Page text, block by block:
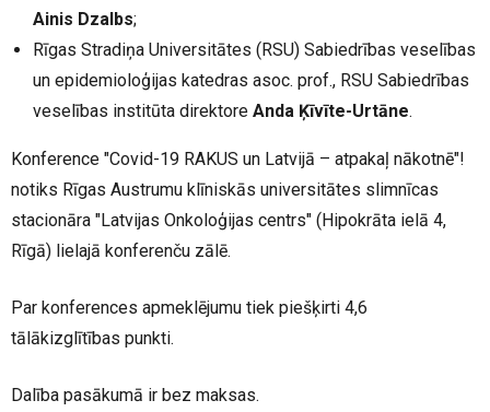
Ainis Dzalbs;
Rīgas Stradiņa Universitātes (RSU) Sabiedrības veselības
un epidemioloģijas katedras asoc. prof., RSU Sabiedrības
veselības institūta direktore Anda Ķīvīte-Urtāne.
Konference "Covid-19 RAKUS un Latvijā – atpakaļ nākotnē"!
notiks Rīgas Austrumu klīniskās universitātes slimnīcas
stacionāra "Latvijas Onkoloģijas centrs" (Hipokrāta ielā 4,
Rīgā) lielajā konferenču zālē.
Par konferences apmeklējumu tiek piešķirti 4,6
tālākizglītības punkti.
Dalība pasākumā ir bez maksas.